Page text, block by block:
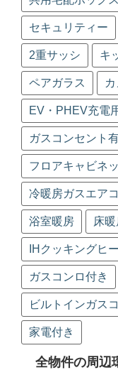
セキュリティー
2重サッシ キ
ペアガラス
EV・PHEV充電
ガスコンセント
フロアキャビネ
冷暖房ガスエア
浴室暖房 床
IHクッキングヒ
ガスコンロ付き
ビルトインガス
家電付き
全物件の周辺